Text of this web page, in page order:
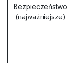
Bezpieczeństwo
(najważniejsze)